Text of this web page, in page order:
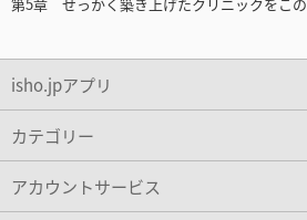
isho.jpアプリ
カテゴリー
アカウントサービス